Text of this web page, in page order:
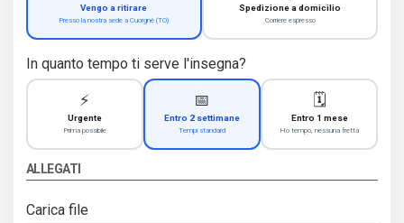
Vengo a ritirare
Presso la nostra sede a Cuorgnè (TO)
Spedizione a domicilio
Corriere espresso
In quanto tempo ti serve l'insegna?
⚡
Urgente
Prima possibile
📅
Entro 2 settimane
Tempi standard
🗓️
Entro 1 mese
Ho tempo, nessuna fretta
ALLEGATI
Carica file